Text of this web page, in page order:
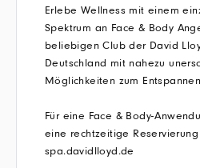
Erlebe Wellness mit einem
Spektrum an Face & Body
beliebigen Club der David
Deutschland mit nahezu
Möglichkeiten zum
Für eine Face & Body-
eine rechtzeitige
spa.davidlloyd.de